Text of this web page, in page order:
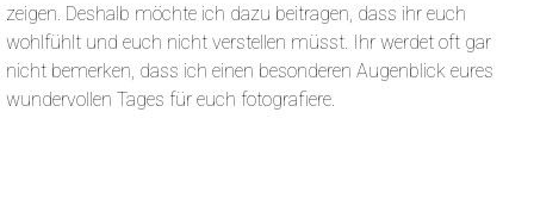
zeigen. Deshalb möchte ich dazu beitragen, dass ihr euch
wohlfühlt und euch nicht verstellen müsst. Ihr werdet oft gar
nicht bemerken, dass ich einen besonderen Augenblick eures
wundervollen Tages für euch fotografiere.